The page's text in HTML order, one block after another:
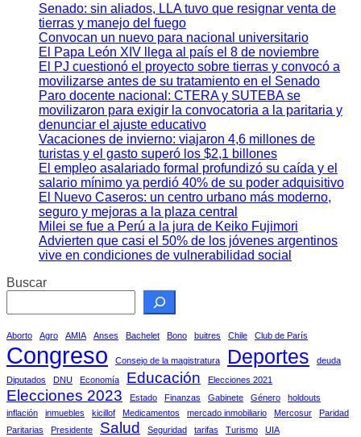
Senado: sin aliados, LLA tuvo que resignar venta de
tierras y manejo del fuego
Convocan un nuevo para nacional universitario
El Papa León XIV llega al país el 8 de noviembre
El PJ cuestionó el proyecto sobre tierras y convocó a
movilizarse antes de su tratamiento en el Senado
Paro docente nacional: CTERA y SUTEBA se
movilizaron para exigir la convocatoria a la paritaria y
denunciar el ajuste educativo
Vacaciones de invierno: viajaron 4,6 millones de
turistas y el gasto superó los $2,1 billones
El empleo asalariado formal profundizó su caída y el
salario mínimo ya perdió 40% de su poder adquisitivo
El Nuevo Caseros: un centro urbano más moderno,
seguro y mejoras a la plaza central
Milei se fue a Perú a la jura de Keiko Fujimori
Advierten que casi el 50% de los jóvenes argentinos
vive en condiciones de vulnerabilidad social
Buscar
Aborto Agro AMIA Anses Bachelet Bono buitres Chile Club de París
Congreso Consejo de la magistratura Deportes
deuda
Diputados
DNU Economía Educación Elecciones 2021
Elecciones 2023 Estado Finanzas Gabinete Género
holdouts
inflación
inmuebles kicillof Medicamentos mercado inmobiliario Mercosur
Paridad
Paritarias
Presidente Salud Seguridad tarifas Turismo UIA